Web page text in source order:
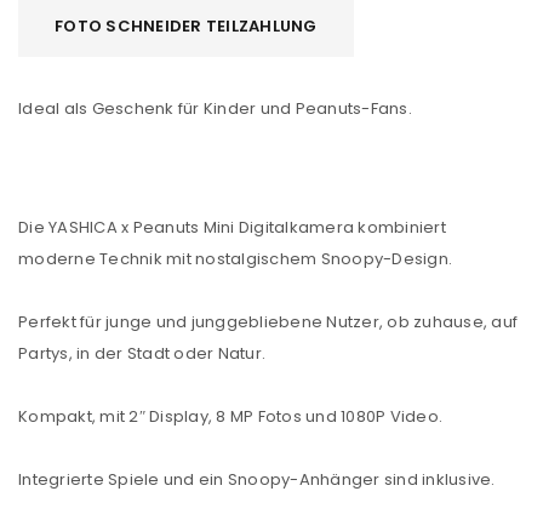
FOTO SCHNEIDER TEILZAHLUNG
Ideal als Geschenk für Kinder und Peanuts-Fans.
Die YASHICA x Peanuts Mini Digitalkamera kombiniert
moderne Technik mit nostalgischem Snoopy-Design.
Perfekt für junge und junggebliebene Nutzer, ob zuhause, auf
Partys, in der Stadt oder Natur.
Kompakt, mit 2″ Display, 8 MP Fotos und 1080P Video.
Integrierte Spiele und ein Snoopy-Anhänger sind inklusive.